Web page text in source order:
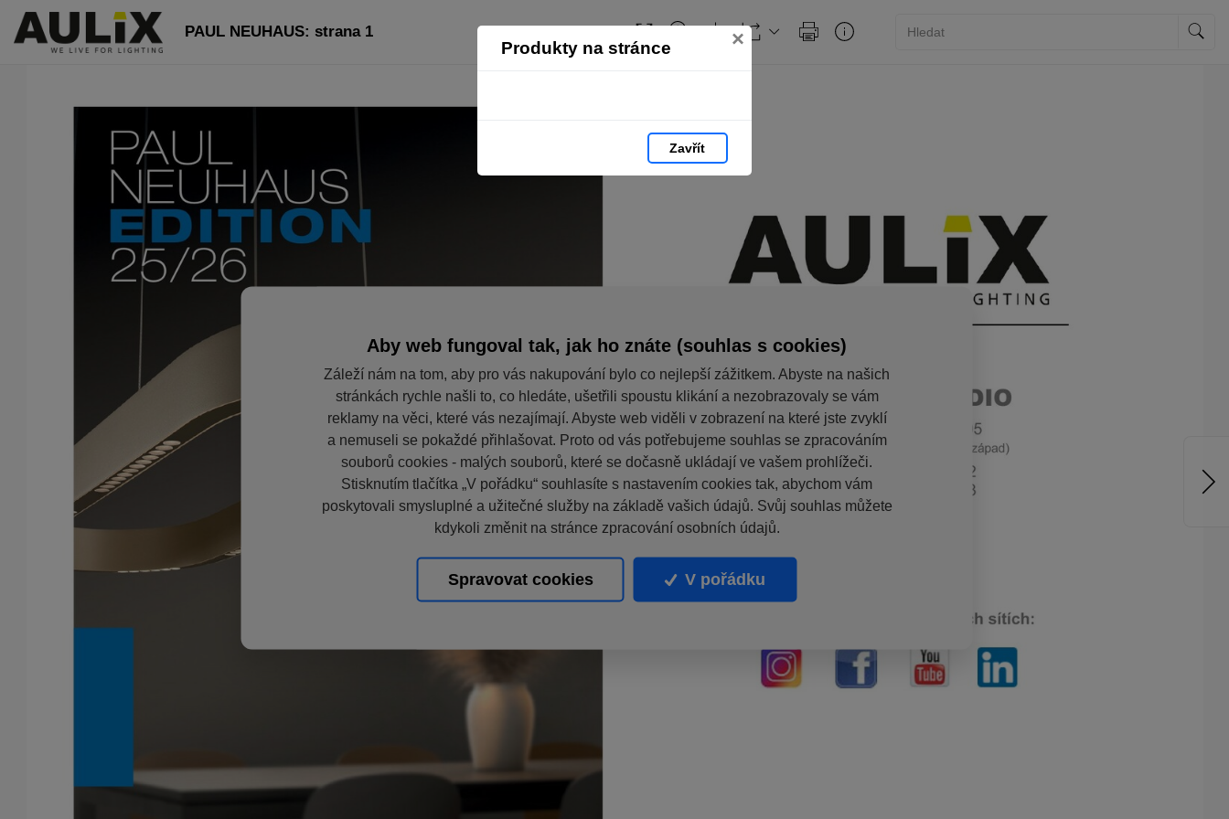
Produkty na stránce ×
Zavřít
PAUL NEUHAUS: strana 1
Aby web fungoval tak, jak ho znáte (souhlas s cookies)
Záleží nám na tom, aby pro vás nakupování bylo co nejlepší zážitkem. Abyste na našich
stránkách rychle našli to, co hledáte, ušetřili spoustu klikání a nezobrazovaly se vám
reklamy na věci, které vás nezajímají. Abyste web viděli v zobrazení na které jste zvyklí
a nemuseli se pokaždé přihlašovat. Proto od vás potřebujeme souhlas se zpracováním
souborů cookies - malých souborů, které se dočasně ukládají ve vašem prohlížeči.
Stisknutím tlačítka „V pořádku“ souhlasíte s nastavením cookies tak, abychom vám
poskytovali smysluplné a užitečné služby na základě vašich údajů. Svůj souhlas můžete
kdykoli změnit na stránce zpracování osobních údajů.
Spravovat cookies V pořádku